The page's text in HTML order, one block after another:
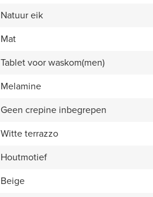
Natuur eik
Mat
Tablet voor waskom(men)
Melamine
Geen crepine inbegrepen
Witte terrazzo
Houtmotief
Beige